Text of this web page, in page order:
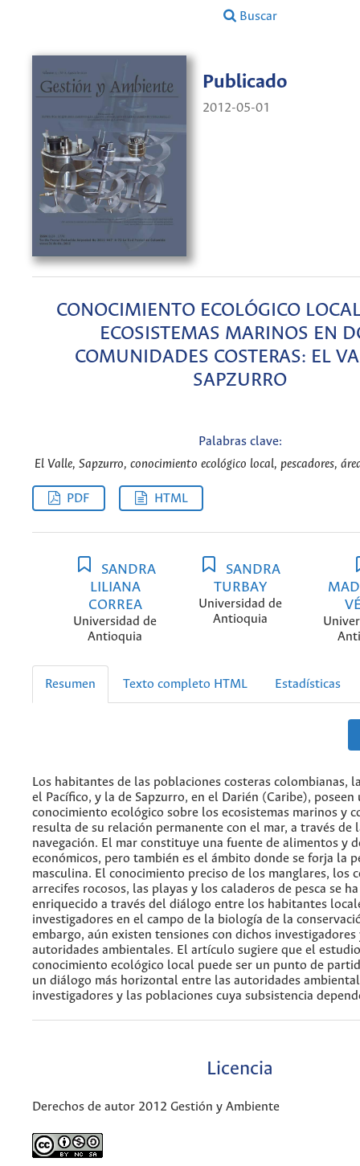
Buscar
Publicado
2012-05-01
CONOCIMIENTO ECOLÓGICO
ECOSISTEMAS MARINOS EN
COMUNIDADES COSTERAS: EL
SAPZURRO
Palabras clave:
El Valle, Sapzurro, conocimiento ecológico local, pescadores,
PDF HTML
SANDRA
LILIANA
CORREA
Universidad de
Antioquia
SANDRA
TURBAY
Universidad de
Antioquia
Resumen Texto completo HTML Estadísticas
Los habitantes de las poblaciones costeras colombianas,
el Pacífico, y la de Sapzurro, en el Darién (Caribe), poseen
conocimiento ecológico sobre los ecosistemas marinos y
resulta de su relación permanente con el mar, a través de
navegación. El mar constituye una fuente de alimentos y
económicos, pero también es el ámbito donde se forja la
masculina. El conocimiento preciso de los manglares, los
arrecifes rocosos, las playas y los caladeros de pesca se
enriquecido a través del diálogo entre los habitantes
investigadores en el campo de la biología de la
embargo, aún existen tensiones con dichos investigadores
autoridades ambientales. El artículo sugiere que el
conocimiento ecológico local puede ser un punto de
un diálogo más horizontal entre las autoridades
investigadores y las poblaciones cuya subsistencia
Licencia
Derechos de autor 2012 Gestión y Ambiente